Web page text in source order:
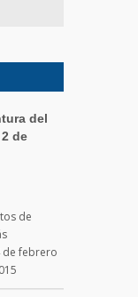
del
de
de
de febrero